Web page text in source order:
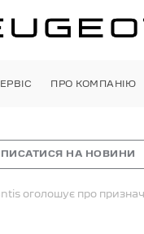
ПРО КОМПАНІЮ
НА НОВИНИ
оголошує про